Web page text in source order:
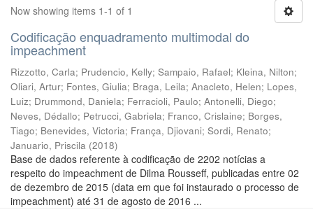
Now showing items 1-1 of 1
Codificação enquadramento multimodal do
impeachment
Rizzotto, Carla; Prudencio, Kelly; Sampaio, Rafael; Kleina, Nilton;
Oliari, Artur; Fontes, Giulia; Braga, Leila; Anacleto, Helen; Lopes,
Luiz; Drummond, Daniela; Ferracioli, Paulo; Antonelli, Diego;
Neves, Dédallo; Petrucci, Gabriela; Franco, Crislaine; Borges,
Tiago; Benevides, Victoria; França, Djiovani; Sordi, Renato;
Januario, Priscila (2018)
Base de dados referente à codificação de 2202 notícias a
respeito do impeachment de Dilma Rousseff, publicadas entre 02
de dezembro de 2015 (data em que foi instaurado o processo de
impeachment) até 31 de agosto de 2016 ...